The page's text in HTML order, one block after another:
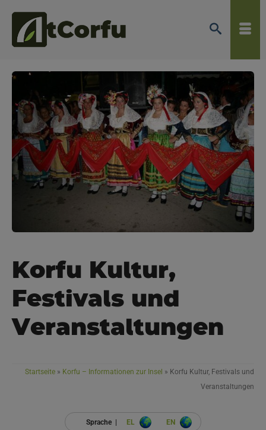
Korfu Kultur,
Festivals und
Veranstaltungen
Startseite » Korfu – Informationen zur Insel » Korfu Kultur, Festivals und
Veranstaltungen
Sprache | EL EN